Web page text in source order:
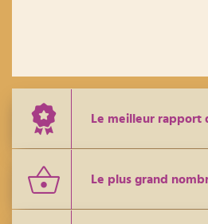
Le meilleur rapport
Le plus grand